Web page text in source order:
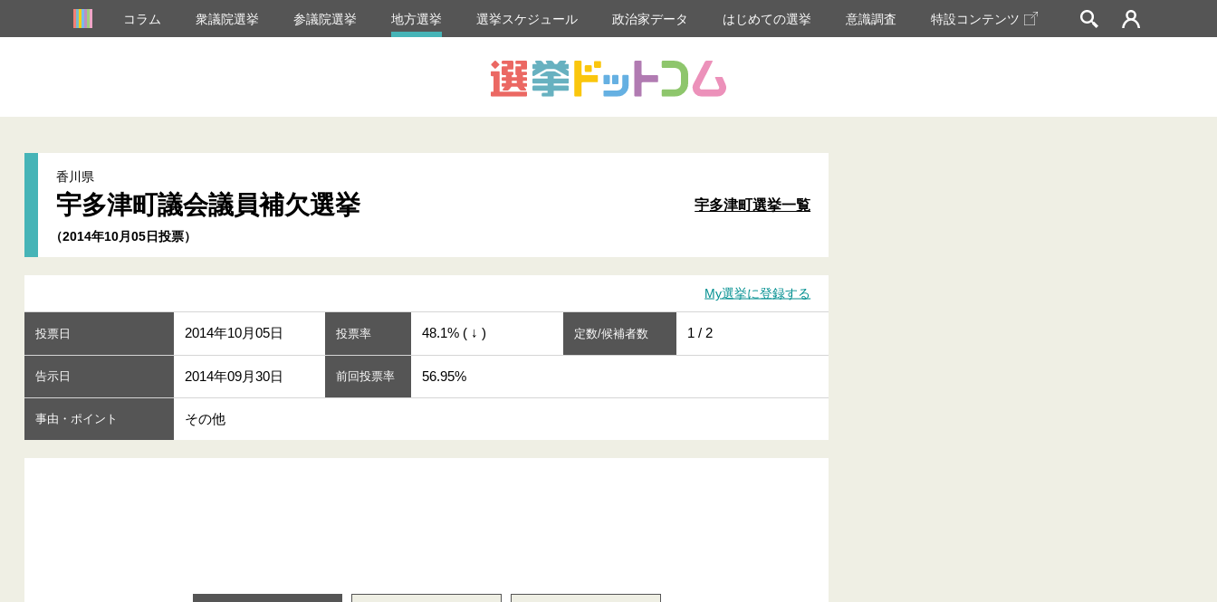
コラム 衆議院選挙 参議院選挙 地方選挙 選挙スケジュール 政治家データ はじめての選挙 意識調査 特設コンテンツ
香川県
宇多津町議会議員補欠選挙
（2014年10月05日投票）
宇多津町選挙一覧
My選挙に登録する
投票日 2014年10月05日 投票率 48.1% ( ↓ ) 定数/候補者数 1 / 2
告示日 2014年09月30日 前回投票率 56.95%
事由・ポイント その他